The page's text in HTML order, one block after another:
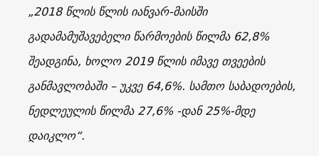
„2018 წლის წლის იანვარ-მაისში
გადამამუშავებელი წარმოების წილმა 62,8%
შეადგინა, ხოლო 2019 წლის იმავე თვეების
განმავლობაში – უკვე 64,6%. სამთო საბადოების,
ნედლეულის წილმა 27,6% -დან 25%-მდე
დაიკლო“.